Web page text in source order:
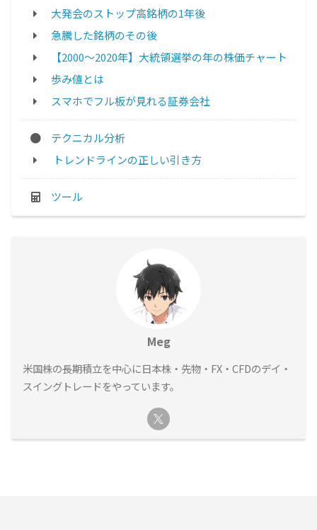
大発会のストップ高銘柄の1年後
急騰した銘柄のその後
【2000～2020年】大統領選挙の年の株価チャート
歩み値とは
スマホでフル板が見れる証券会社
テクニカル分析
トレンドラインの正しい引き方
ツール
Meg
米国株の長期積立を中心に日本株・先物・FX・CFDのデイ・
スイングトレードをやっています。